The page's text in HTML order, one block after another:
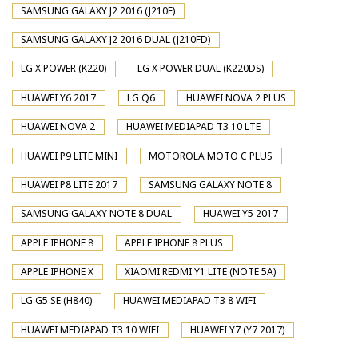
SAMSUNG GALAXY J2 2016 (J210F)
SAMSUNG GALAXY J2 2016 DUAL (J210FD)
LG X POWER (K220) LG X POWER DUAL (K220DS)
HUAWEI Y6 2017 LG Q6 HUAWEI NOVA 2 PLUS
HUAWEI NOVA 2 HUAWEI MEDIAPAD T3 10 LTE
HUAWEI P9 LITE MINI MOTOROLA MOTO C PLUS
HUAWEI P8 LITE 2017 SAMSUNG GALAXY NOTE 8
SAMSUNG GALAXY NOTE 8 DUAL HUAWEI Y5 2017
APPLE IPHONE 8 APPLE IPHONE 8 PLUS
APPLE IPHONE X XIAOMI REDMI Y1 LITE (NOTE 5A)
LG G5 SE (H840) HUAWEI MEDIAPAD T3 8 WIFI
HUAWEI MEDIAPAD T3 10 WIFI HUAWEI Y7 (Y7 2017)